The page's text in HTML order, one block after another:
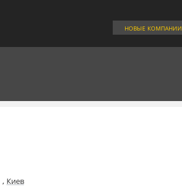
НОВЫЕ КОМПАНИИ
, Киев